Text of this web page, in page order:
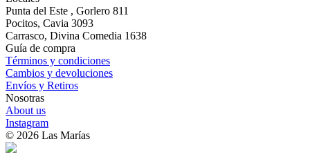
Punta del Este , Gorlero 811
Pocitos, Cavia 3093
Carrasco, Divina Comedia 1638
Guía de compra
Términos y condiciones
Cambios y devoluciones
Envíos y Retiros
Nosotras
About us
Instagram
© 2026 Las Marías